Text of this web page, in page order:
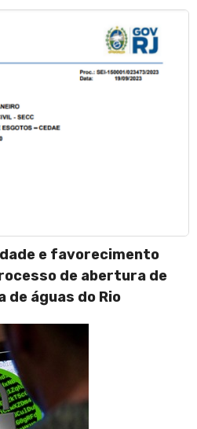
e favorecimento
de abertura de
de águas do Rio